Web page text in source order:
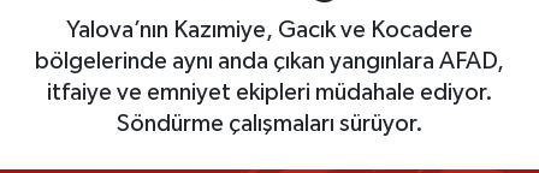
Yalova’nın Kazımiye, Gacık ve Kocadere
bölgelerinde aynı anda çıkan yangınlara AFAD,
itfaiye ve emniyet ekipleri müdahale ediyor.
Söndürme çalışmaları sürüyor.
Yaşam